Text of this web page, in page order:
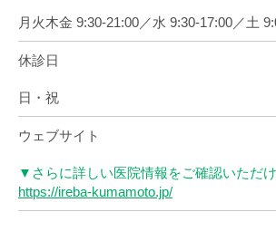
月火木金 9:30-21:00／水 9:30-17:00／土
休診日
日・祝
ウェブサイト
▼さらに詳しい医院情報をご確認いただ
https://ireba-kumamoto.jp/